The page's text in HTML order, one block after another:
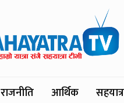
राजनीति आर्थिक